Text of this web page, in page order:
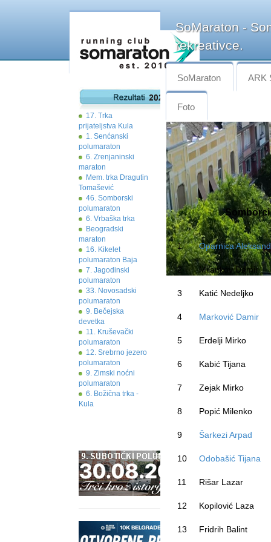
17. Trka
prijateljstva Kula
1. Senćanski
polumaraton
6. Zrenjaninski
maraton
Mem. trka Dragutin
Tomašević
46. Somborski
polumaraton
6. Vrbaška trka
Beogradski
maraton
16. Kikelet
polumaraton Baja
7. Jagodinski
polumaraton
33. Novosadski
polumaraton
9. Bečejska
devetka
11. Kruševački
polumaraton
12. Srebrno jezero
polumaraton
9. Zimski noćni
polumaraton
6. Božična trka -
Kula
SoMaraton -
rekreativce.
SoMaraton ARK
Foto
Somborci
1 Oparnica
2 Milankov Damir
3 Katić Nedeljko
4 Marković Damir
5 Erdelji Mirko
6 Kabić Tijana
7 Zejak Mirko
8 Popić Milenko
9 Šarkezi Arpad
10 Odobašić Tijana
11 Rišar Lazar
12 Kopilović Laza
13 Fridrih Balint